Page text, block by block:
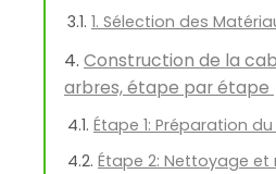
1. Sélection des
Construction de la
arbres, étape par étape
Étape 1: Préparation du
Étape 2: Nettoyage et